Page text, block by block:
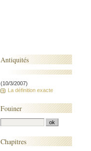
Antiquités
(10/3/2007)
La définition exacte
Fouiner
Chapitres